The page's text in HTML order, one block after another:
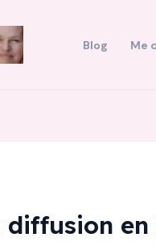
Blog Me
diffusion